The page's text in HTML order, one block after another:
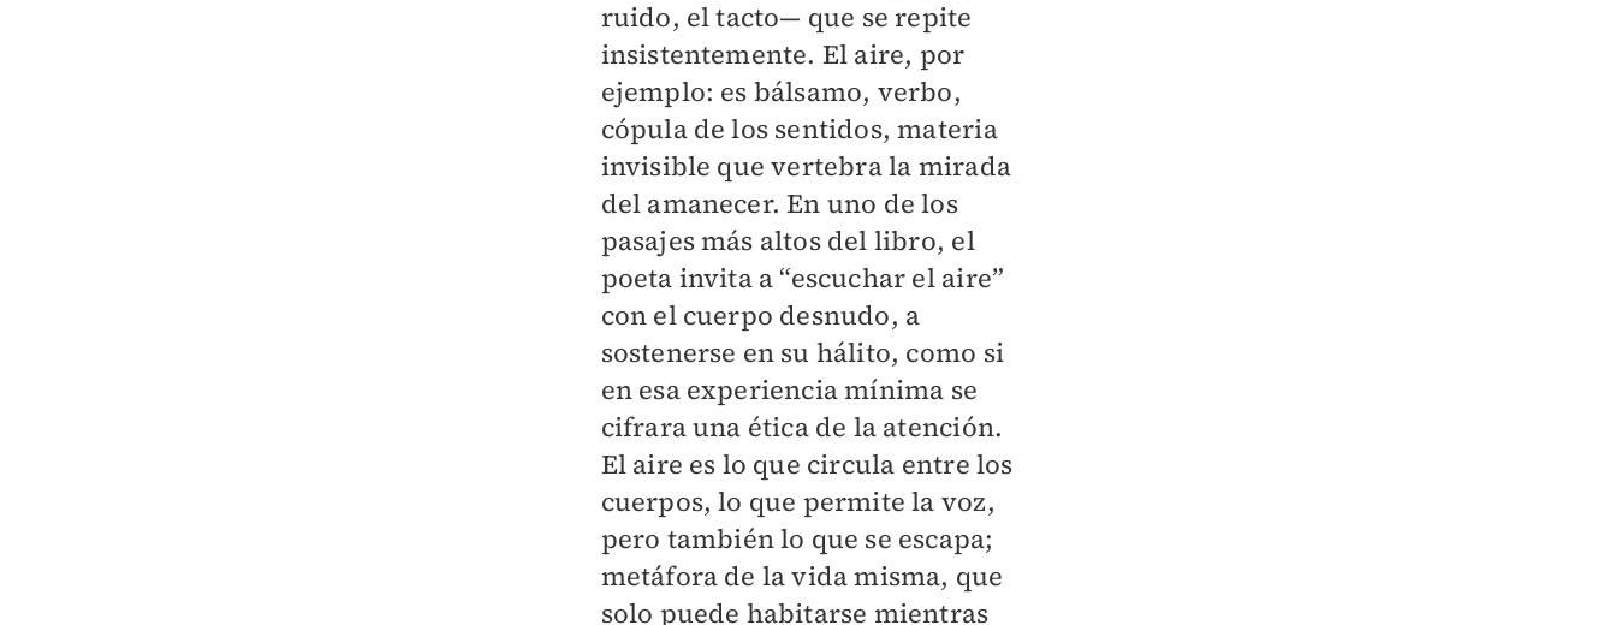
ruido, el tacto— que se repite
insistentemente. El aire, por
ejemplo: es bálsamo, verbo,
cópula de los sentidos, materia
invisible que vertebra la mirada
del amanecer. En uno de los
pasajes más altos del libro, el
poeta invita a “escuchar el aire”
con el cuerpo desnudo, a
sostenerse en su hálito, como si
en esa experiencia mínima se
cifrara una ética de la atención.
El aire es lo que circula entre los
cuerpos, lo que permite la voz,
pero también lo que se escapa;
metáfora de la vida misma, que
solo puede habitarse mientras